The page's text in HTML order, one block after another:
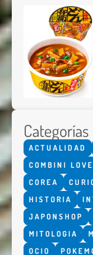
Categorías
ACTUALIDAD
COMBINI
COREA
HISTORIA
JAPONSHOP
MITOLOGIA
OCIO